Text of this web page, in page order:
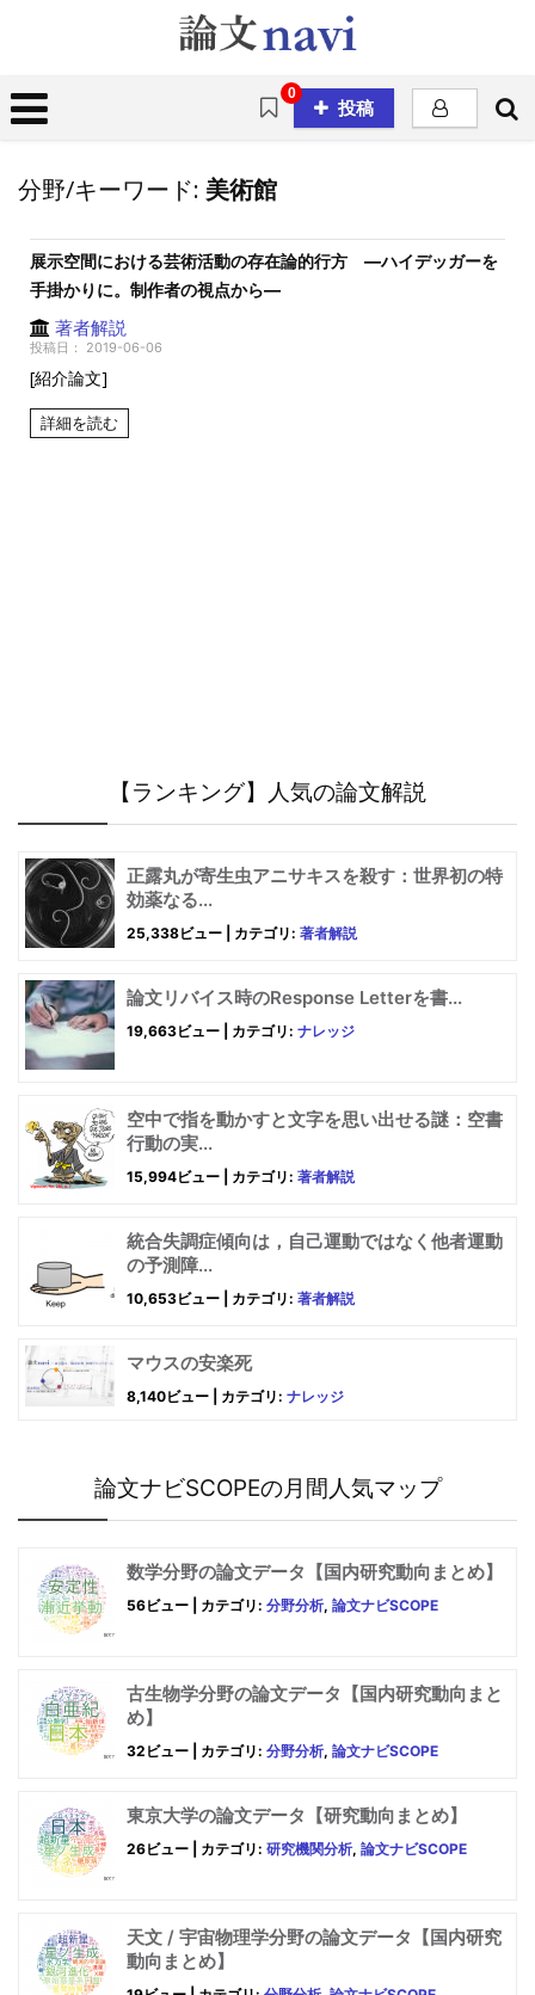
投稿
0
分野/キーワード: 美術館
展示空間における芸術活動の存在論的行方 ―ハイデッガーを
手掛かりに。制作者の視点から―
著者解説
投稿日： 2019-06-06
[紹介論文]
詳細を読む
【ランキング】人気の論文解説
正露丸が寄生虫アニサキスを殺す：世界初の特
効薬なる...
25,338ビュー カテゴリ: 著者解説
論文リバイス時のResponse Letterを書...
19,663ビュー カテゴリ: ナレッジ
空中で指を動かすと文字を思い出せる謎：空書
行動の実...
15,994ビュー カテゴリ: 著者解説
統合失調症傾向は，自己運動ではなく他者運動
の予測障...
10,653ビュー カテゴリ: 著者解説
マウスの安楽死
8,140ビュー カテゴリ: ナレッジ
論文ナビSCOPEの月間人気マップ
数学分野の論文データ【国内研究動向まとめ】
56ビュー カテゴリ: 分野分析, 論文ナビSCOPE
古生物学分野の論文データ【国内研究動向まと
め】
32ビュー カテゴリ: 分野分析, 論文ナビSCOPE
東京大学の論文データ【研究動向まとめ】
26ビュー カテゴリ: 研究機関分析, 論文ナビSCOPE
天文 / 宇宙物理学分野の論文データ【国内研究
動向まとめ】